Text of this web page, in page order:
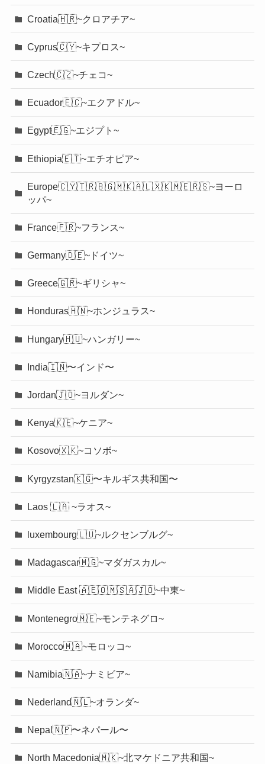
Croatia🇭🇷~クロアチア~
Cyprus🇨🇾~キプロス~
Czech🇨🇿~チェコ~
Ecuador🇪🇨~エクアドル~
Egypt🇪🇬~エジプト~
Ethiopia🇪🇹~エチオピア~
Europe🇨🇾🇹🇷🇧🇬🇲🇰🇦🇱🇽🇰🇲🇪🇷🇸~ヨーロ
ッパ~
France🇫🇷~フランス~
Germany🇩🇪~ドイツ~
Greece🇬🇷~ギリシャ~
Honduras🇭🇳~ホンジュラス~
Hungary🇭🇺~ハンガリー~
India🇮🇳〜インド〜
Jordan🇯🇴~ヨルダン~
Kenya🇰🇪~ケニア~
Kosovo🇽🇰~コソボ~
Kyrgyzstan🇰🇬〜キルギス共和国〜
Laos 🇱🇦 ~ラオス~
luxembourg🇱🇺~ルクセンブルグ~
Madagascar🇲🇬~マダガスカル~
Middle East 🇦🇪🇴🇲🇸🇦🇯🇴~中東~
Montenegro🇲🇪~モンテネグロ~
Morocco🇲🇦~モロッコ~
Namibia🇳🇦~ナミビア~
Nederland🇳🇱~オランダ~
Nepal🇳🇵〜ネパール〜
North Macedonia🇲🇰~北マケドニア共和国~